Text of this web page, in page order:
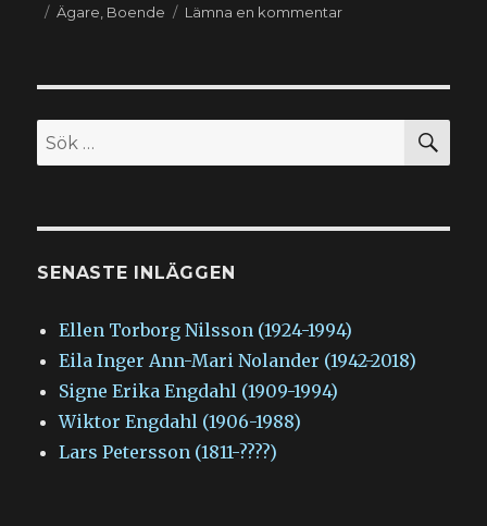
Etiketter
Ägare, Boende Lämna en kommentartill
Nolander
2018)
Sök
efter:
SENASTE INLÄGGEN
Ellen Torborg Nilsson (1924-1994)
Eila Inger Ann-Mari Nolander (1942-2018)
Signe Erika Engdahl (1909-1994)
Wiktor Engdahl (1906-1988)
Lars Petersson (1811-????)